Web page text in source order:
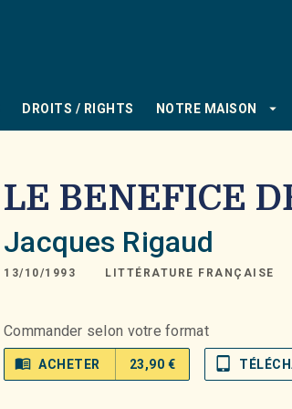
DROITS / RIGHTS NOTRE MAISON arrow_drop_down
LE BENEFICE
Jacques Rigaud
13/10/1993 LITTÉRATURE FRANÇAISE
Commander selon votre format
menu_book ACHETER 23,90 € tablet_mac